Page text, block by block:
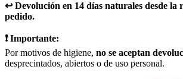
↩️ Devolución en 14 días naturales desde la
pedido.
❗ Importante:
Por motivos de higiene, no se aceptan
desprecintados, abiertos o de uso personal.